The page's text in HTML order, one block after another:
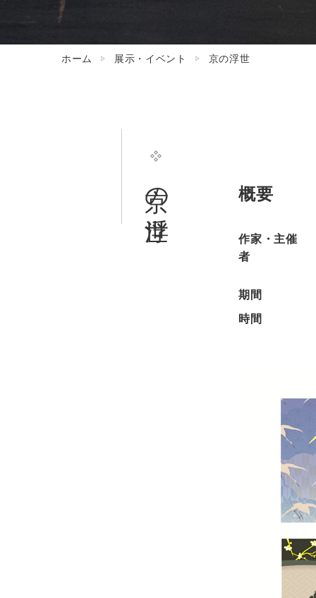
ホーム 展示・イベント 京の浮世
京の浮世 概要
作家・主催
者
期間
時間